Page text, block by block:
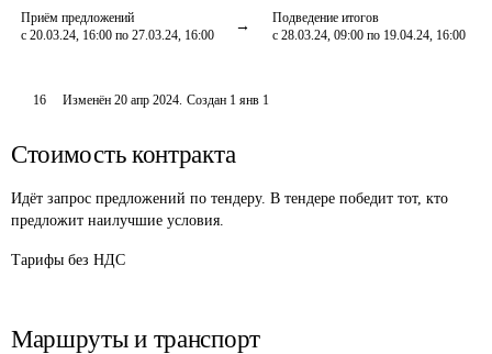
Приём предложений
с 20.03.24, 16:00 по 27.03.24, 16:00
Подведение итогов
с 28.03.24, 09:00 по 19.04.24, 16:00
16 Изменён20 апр 2024. Создан 1 янв 1
Стоимость контракта
Идёт запрос предложений по тендеру. В тендере победит тот, кто
предложит наилучшие условия.
Тарифы без НДС
Маршруты и транспорт